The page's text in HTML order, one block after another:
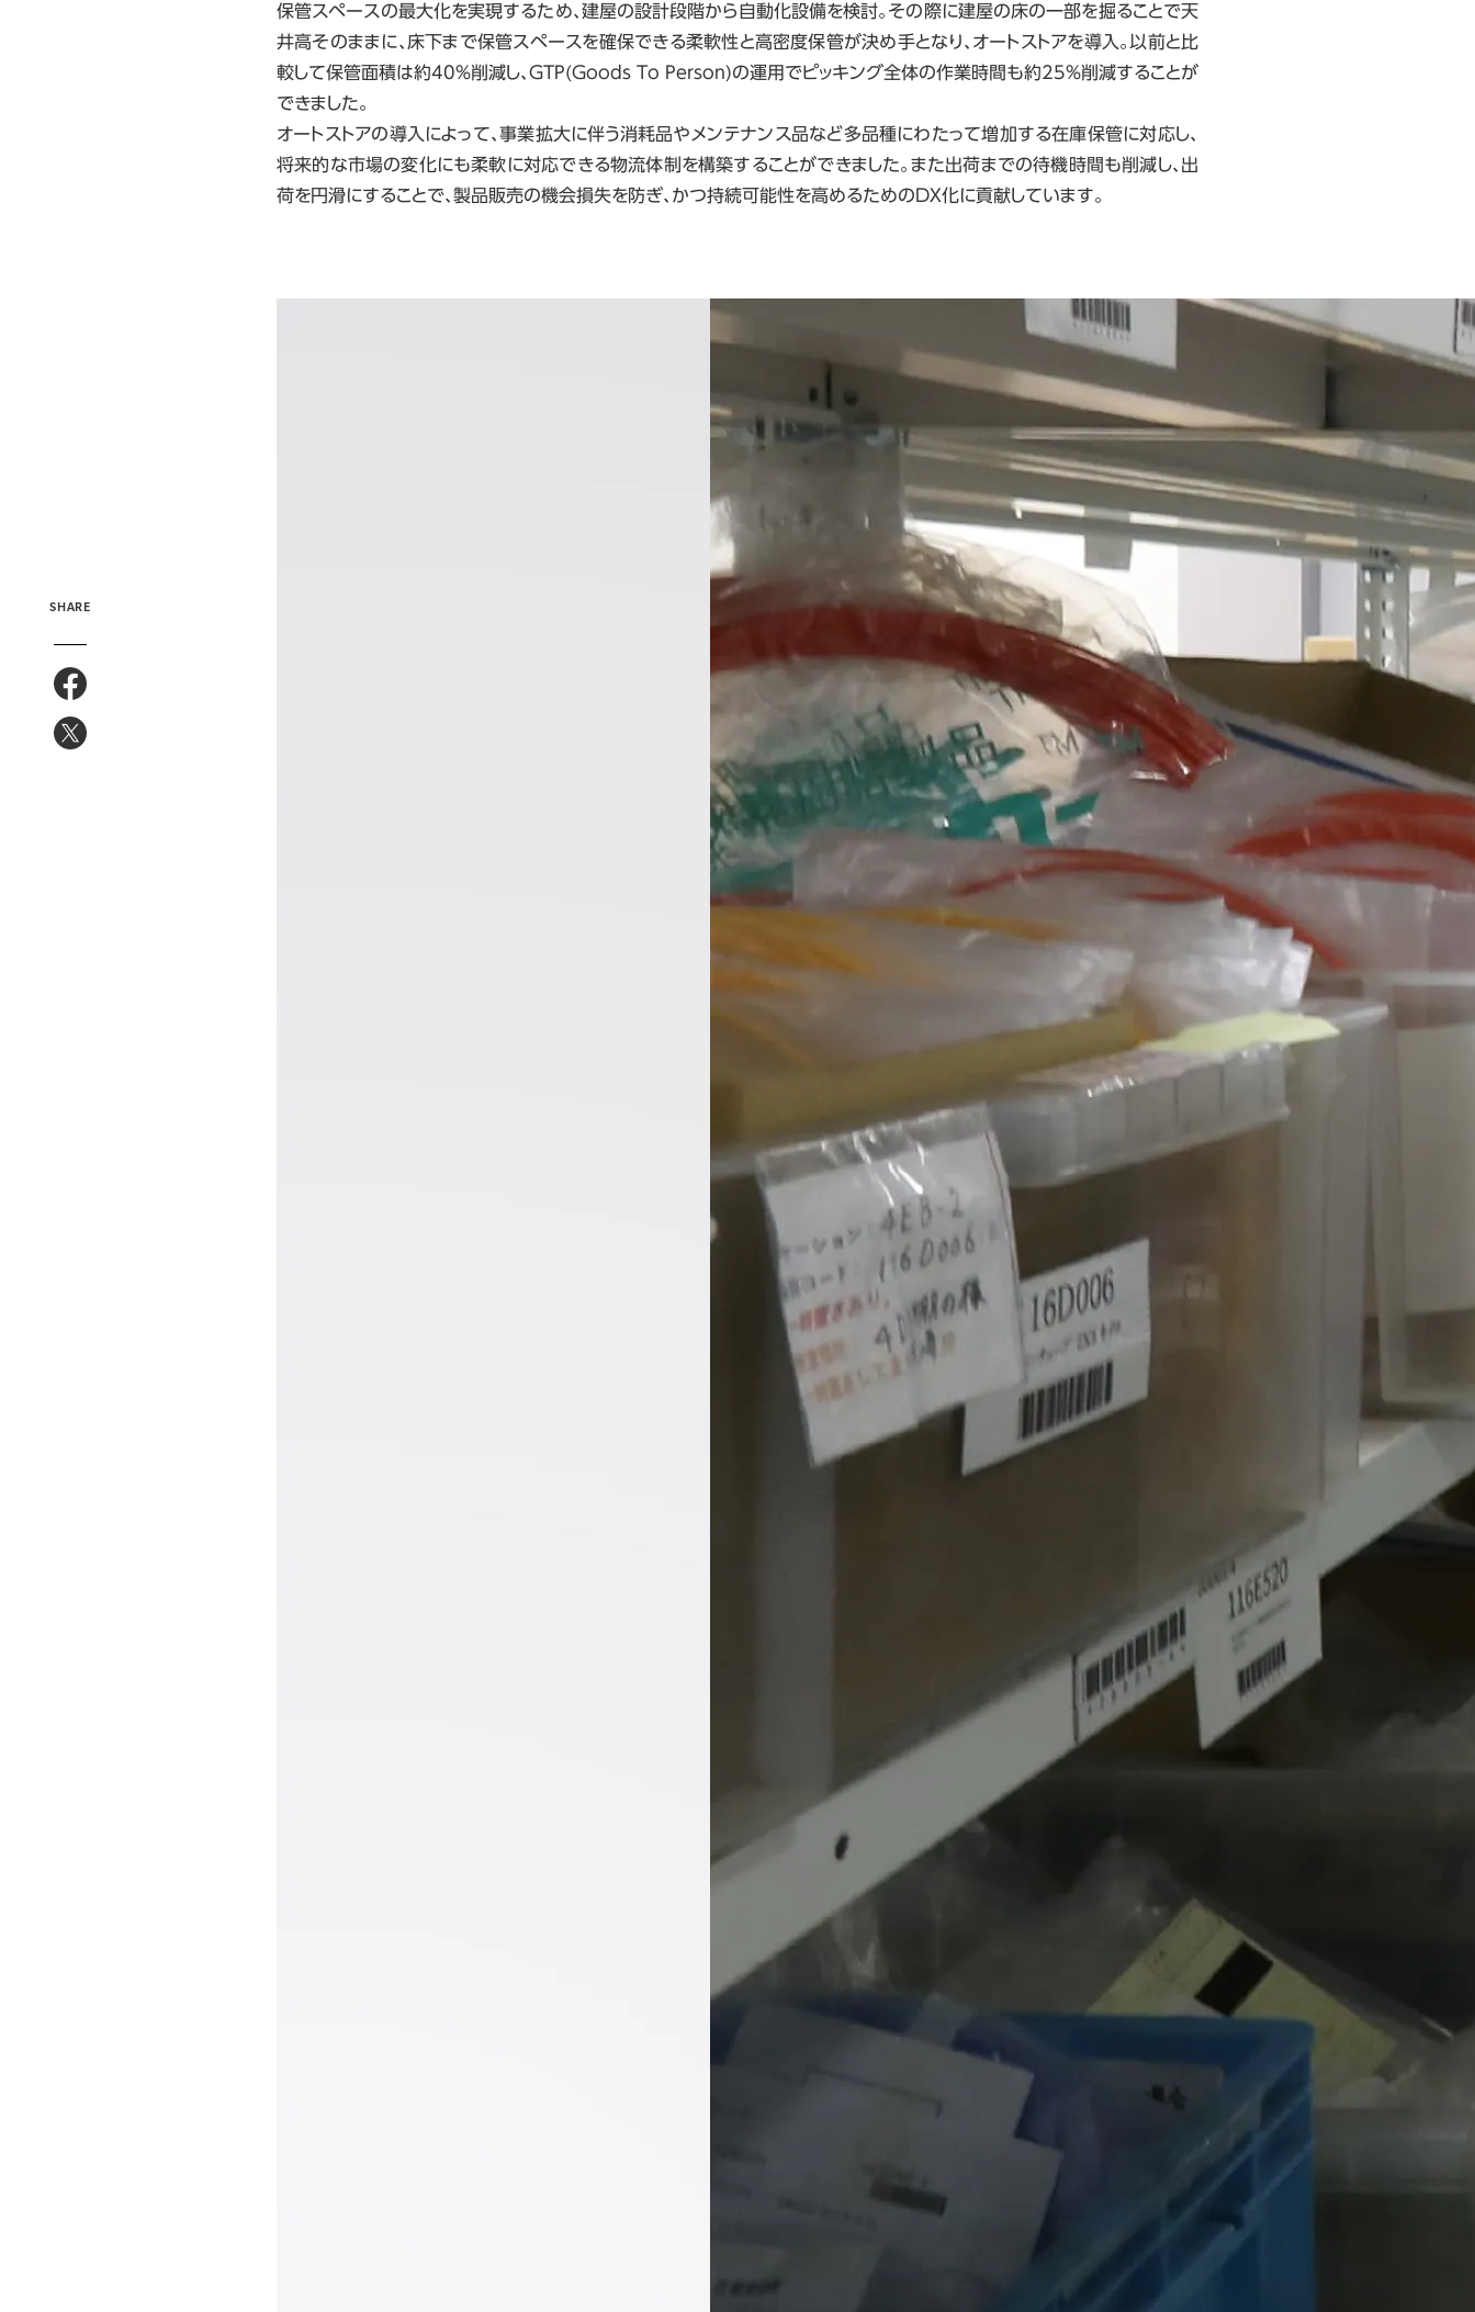
保管スペースの最大化を実現するため、建屋の設計段階から自動化設備を検討。その際に建屋の床の一部を掘ることで天
井高そのままに、床下まで保管スペースを確保できる柔軟性と高密度保管が決め手となり、オートストアを導入。以前と比
較して保管面積は約40%削減し、GTP(Goods To Person)の運用でピッキング全体の作業時間も約25%削減することが
できました。
オートストアの導入によって、事業拡大に伴う消耗品やメンテナンス品など多品種にわたって増加する在庫保管に対応し、
将来的な市場の変化にも柔軟に対応できる物流体制を構築することができました。また出荷までの待機時間も削減し、出
荷を円滑にすることで、製品販売の機会損失を防ぎ、かつ持続可能性を高めるためのDX化に貢献しています。
SHARE